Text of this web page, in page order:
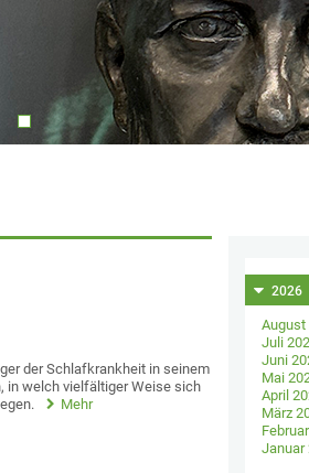
der Schlafkrankheit in seinem
in welch vielfältiger Weise sich
Mehr
2026
August
Juli
Juni
Mai
April
März
Januar